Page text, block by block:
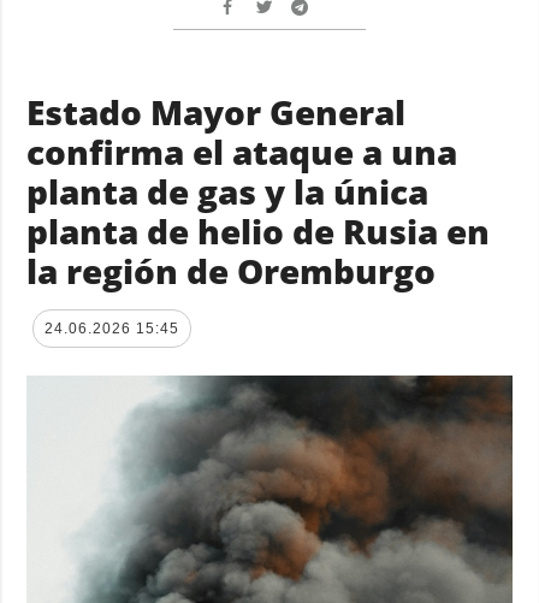
Estado Mayor General
confirma el ataque a una
planta de gas y la única
planta de helio de Rusia en
la región de Oremburgo
24.06.2026 15:45